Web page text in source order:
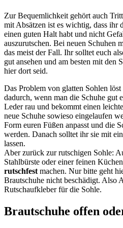
Zur Bequemlichkeit gehört auch
mit Absätzen ist es wichtig, dass ihr
einen guten Halt habt und nicht
auszurutschen. Bei neuen Schuhen
das meist der Fall. Ihr solltet euch
gut ansehen und am besten mit den
hier dort seid.
Das Problem von glatten Sohlen
dadurch, wenn man die Schuhe gut
Leder rau und bekommt einen
neue Schuhe sowieso eingelaufen
Form euren Füßen anpasst und die
werden. Danach solltet ihr sie mit
lassen.
Aber zurück zur rutschigen Sohle:
Stahlbürste oder einer feinen
rutschfest machen. Nur bitte geht
Brautschuhe nicht beschädigt. Also
Rutschaufkleber für die Sohle.
Brautschuhe offen